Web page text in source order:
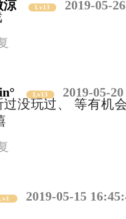
涼 Lv13
2019-05-
Lv13
2019-05-
过没玩过、 等有机
2019-05-15